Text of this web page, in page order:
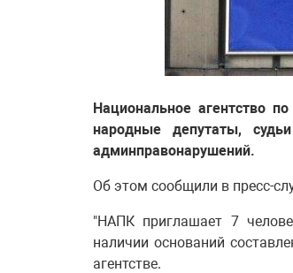
Национальное агентство
народные депутаты,
админправонарушений.
Об этом сообщили в пресс-
"НАПК приглашает 7
наличии оснований
агентстве.